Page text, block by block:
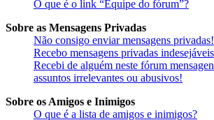
O que é o link “Equipe do fórum”?
Sobre as Mensagens Privadas
Não consigo enviar mensagens privadas!
Recebo mensagens privadas
Recebi de alguém neste fórum
assuntos irrelevantes ou abusivos!
Sobre os Amigos e Inimigos
O que é a lista de amigos e inimigos?